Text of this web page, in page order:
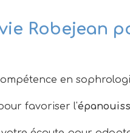
Robejean
en
favoriser l'